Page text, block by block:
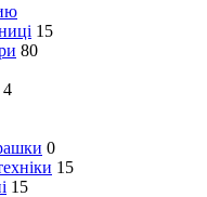
15
80
4
0
15
15